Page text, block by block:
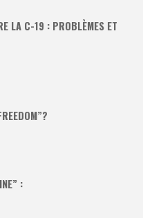
LA C-19 : PROBLÈMES ET
: